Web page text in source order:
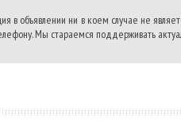
в объявлении ни в коем случае не
Мы стараемся поддерживать